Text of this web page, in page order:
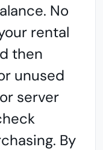
No
rental
then
unused
server
By